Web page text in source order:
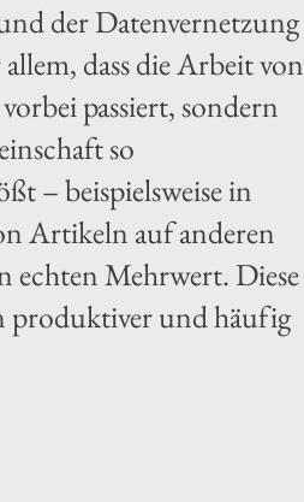
der Datenvernetzung
dass die Arbeit von
passiert, sondern
so
– beispielsweise in
Artikeln auf anderen
echten Mehrwert. Diese
produktiver und häufig